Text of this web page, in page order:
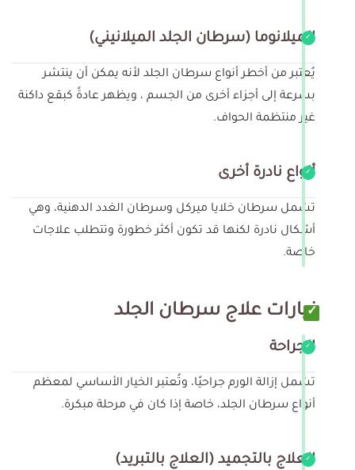
الميلانوما (سرطان الجلد الميلانيني)
يُعتبر من أخطر أنواع سرطان الجلد لأنه يمكن أن ينتشر
بسرعة إلى أجزاء أخرى من الجسم ، ويظهر عادةً كبقع داكنة
غير منتظمة الحواف.
أنواع نادرة أخرى
تشمل سرطان خلايا ميركل وسرطان الغدد الدهنية، وهي
أشكال نادرة لكنها قد تكون أكثر خطورة وتتطلب علاجات
خاصة.
خيارات علاج سرطان الجلد
الجراحة
تشمل إزالة الورم جراحيًا، وتُعتبر الخيار الأساسي لمعظم
أنواع سرطان الجلد، خاصة إذا كان في مرحلة مبكرة.
العلاج بالتجميد (العلاج بالتبريد)